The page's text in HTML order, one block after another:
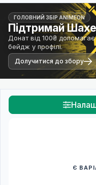
ГОЛОВНИЙ ЗБІР ANIMEON
Підтримай
Донат від 100₴
бейдж у профілі.
Долучитися до збору
Є